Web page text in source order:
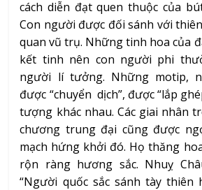
cách diễn đạt quen thuộc của
Con người được đối sánh với
quan vũ trụ. Những tinh hoa của
kết tinh nên con người phi
người lí tưởng. Những motip,
được “chuyển dịch”, được “lắp
tượng khác nhau. Các giai nhân
chương trung đại cũng được
mạch hứng khởi đó. Họ thăng
rộn ràng hương sắc. Nhuỵ
“Người quốc sắc sánh tày thiên